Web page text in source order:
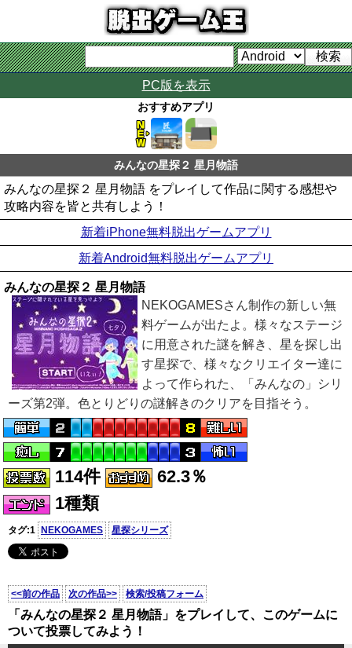
PC版を表示
おすすめアプリ
みんなの星探２ 星月物語
みんなの星探２ 星月物語 をプレイして作品に関する感想や
攻略内容を皆と共有しよう！
新着iPhone無料脱出ゲームアプリ
新着Android無料脱出ゲームアプリ
みんなの星探２ 星月物語
NEKOGAMESさん制作の新しい無
料ゲームが出たよ。様々なステージ
に用意された謎を解き、星を探し出
す星探で、様々なクリエイター達に
よって作られた、「みんなの」シリ
ーズ第2弾。色とりどりの謎解きのクリアを目指そう。
114件
62.3％
1種類
タグ:1 NEKOGAMES 星探シリーズ
<<前の作品 次の作品>> 検索/投稿フォーム
「みんなの星探２ 星月物語」をプレイして、このゲームに
ついて投票してみよう！